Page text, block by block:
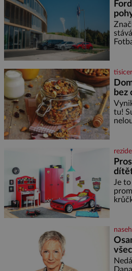
žena
muž
budí
smrti
i
bez
tu! Suroviny Vždy 1 šálek –
Je
a